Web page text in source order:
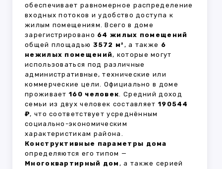
обеспечивает равномерное распределение
входных потоков и удобство доступа к
жилым помещениям. Всего в доме
зарегистрировано 64 жилых помещений
общей площадью 3572 м² , а также 6
нежилых помещений, которые могут
использоваться под различные
административные, технические или
коммерческие цели. Официально в доме
проживает 160 человек. Средний доход
семьи из двух человек составляет 190544
₽, что соответствует усреднённым
социально-экономическим
характеристикам района.
Конструктивные параметры дома
определяются его типом —
Многоквартирный дом , а также серией